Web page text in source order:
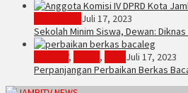
Juli 17, 2023
Sekolah Minim Siswa, Dewan:
, ,
Juli 17, 2023
Perpanjangan Perbaikan Berkas